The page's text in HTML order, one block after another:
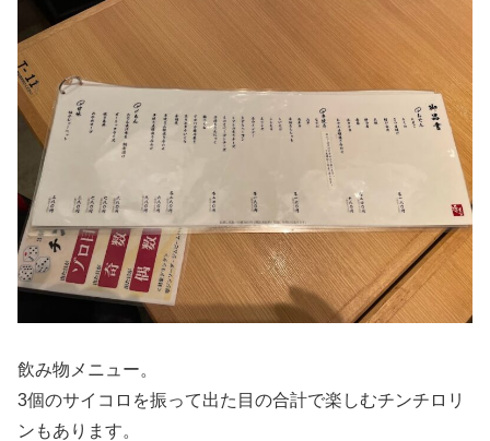
飲み物メニュー。
3個のサイコロを振って出た目の合計で楽しむチンチロリ
ンもあります。